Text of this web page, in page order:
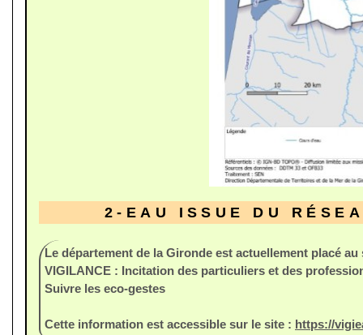
2-EAU ISSUE DU
Le département de la Gironde est actuellement placé au
VIGILANCE : Incitation des particuliers et des
Suivre les eco-gestes
Cette information est accessible sur le site : https://